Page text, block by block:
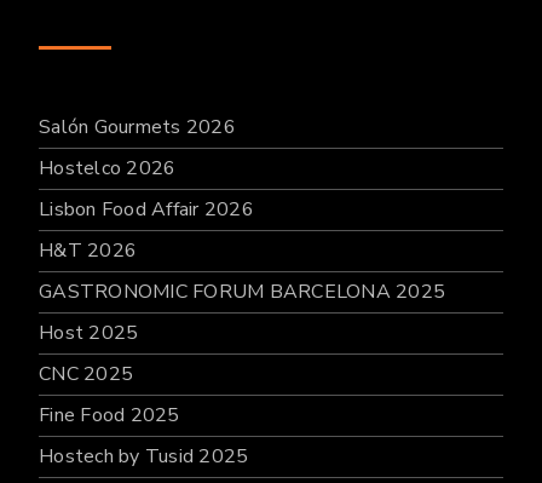
Salón Gourmets 2026
Hostelco 2026
Lisbon Food Affair 2026
H&T 2026
GASTRONOMIC FORUM BARCELONA 2025
Host 2025
CNC 2025
Fine Food 2025
Hostech by Tusid 2025